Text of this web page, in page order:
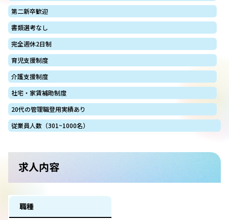
第二新卒歓迎
書類選考なし
完全週休2日制
育児支援制度
介護支援制度
社宅・家賃補助制度
20代の管理職登用実績あり
従業員人数（301~1000名）
求人内容
職種